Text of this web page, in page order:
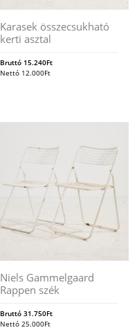
Karasek összecsukható
kerti asztal
Bruttó 15.240Ft
Nettó 12.000Ft
Niels Gammelgaard
Rappen szék
Bruttó31.750Ft
Nettó25.000Ft